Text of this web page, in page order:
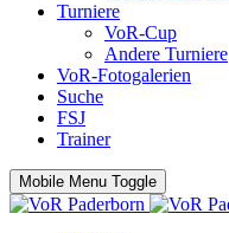
Turniere
VoR-Cup
Andere Turniere
VoR-Fotogalerien
Suche
FSJ
Trainer
Mobile Menu Toggle